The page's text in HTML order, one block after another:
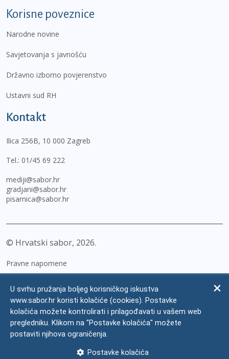
Korisne poveznice
Narodne novine
Savjetovanja s javnošću
Državno izborno povjerenstvo
Ustavni sud RH
Kontakt
Ilica 256B, 10 000 Zagreb
Tel.: 01/45 69 222
mediji@sabor.hr
gradjani@sabor.hr
pisarnica@sabor.hr
© Hrvatski sabor, 2026
Pravne napomene
Zaštita osobnih podataka
Impressum
Česta pitanja
U svrhu pružanja boljeg korisničkog iskustva
www.sabor.hr koristi kolačiće (cookies). Postavke
kolačića možete kontrolirati i prilagođavati u vašem web
pregledniku. Klikom na "Postavke kolačića" možete
postaviti njihova ograničenja.
Postavke kolačića